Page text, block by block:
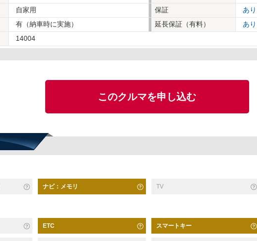
自家用 保証
あり
有（納車時に実施） 延長保証（有料）
あり
14004
このクルマを申し込む
ナビ：メモリ TV
ETC スマートキー